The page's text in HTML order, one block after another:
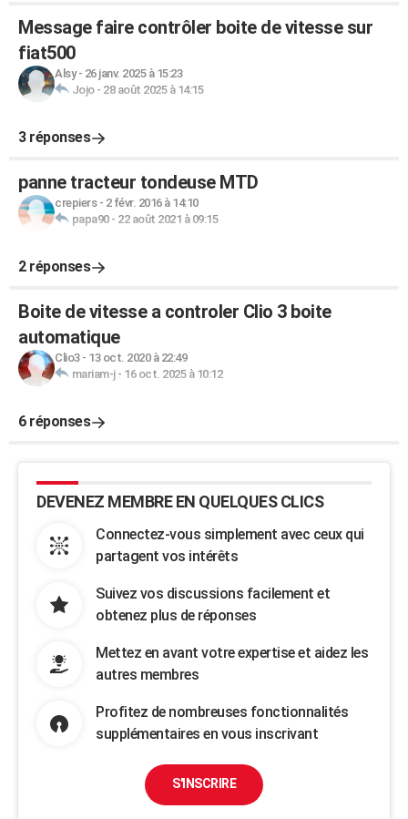
Message faire contrôler boite de vitesse sur
fiat500
Alsy- 26 janv. 2025 à 15:23
Jojo- 28 août 2025 à 14:15
3 réponses
panne tracteur tondeuse MTD
crepiers- 2 févr. 2016 à 14:10
papa90- 22 août 2021 à 09:15
2 réponses
Boite de vitesse a controler Clio 3 boite
automatique
Clio3- 13 oct. 2020 à 22:49
mariam-j- 16 oct. 2025 à 10:12
6 réponses
DEVENEZ MEMBRE EN QUELQUES CLICS
Connectez-vous simplement avec ceux qui
partagent vos intérêts
Suivez vos discussions facilement et
obtenez plus de réponses
Mettez en avant votre expertise et aidez les
autres membres
Profitez de nombreuses fonctionnalités
supplémentaires en vous inscrivant
S'INSCRIRE